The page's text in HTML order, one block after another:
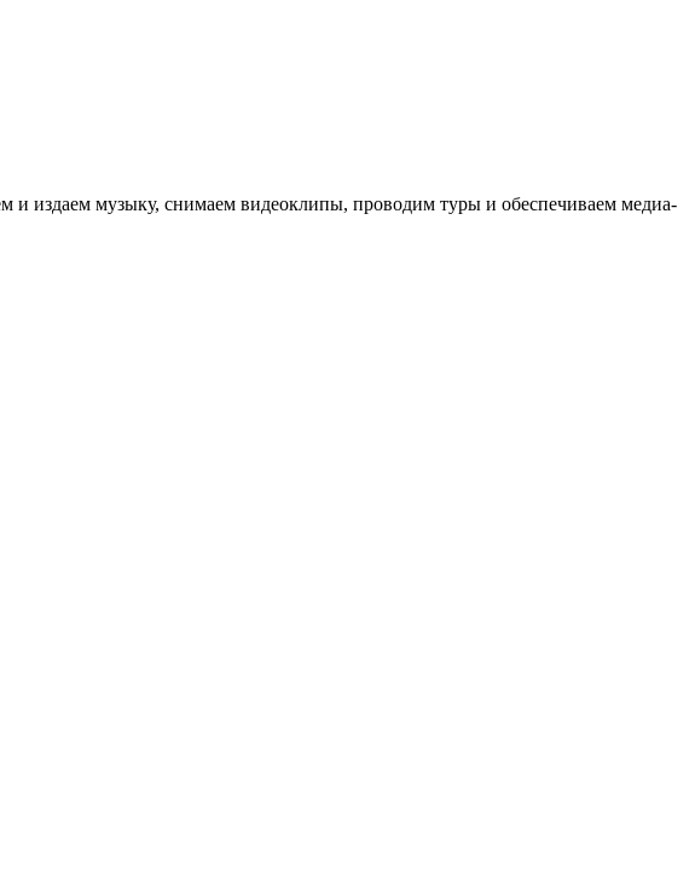
и издаем музыку, снимаем видеоклипы, проводим туры и обеспечиваем медиа-